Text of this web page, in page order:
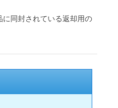
同封されている返却用の